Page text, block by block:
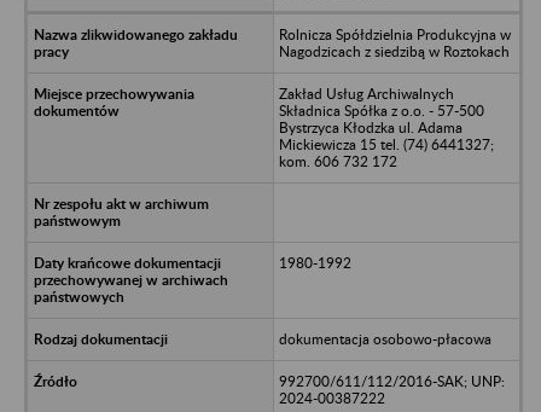
Rolnicza Spółdzielnia Produkcyjna w
Nagodzicach z siedzibą w Roztokach
Zakład Usług Archiwalnych
Składnica Spółka z o.o. - 57-500
Bystrzyca Kłodzka ul. Adama
Mickiewicza 15 tel. (74) 6441327;
kom. 606 732 172
1980-1992
dokumentacja osobowo-płacowa
992700/611/112/2016-SAK; UNP:
2024-00387222